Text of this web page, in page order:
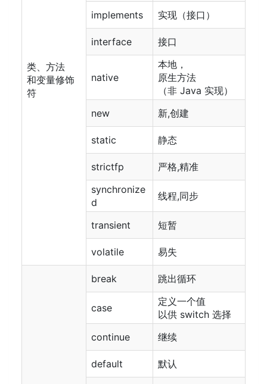
类、方法
和变量修饰
符
implements 实现（接口）
interface 接口
native
本地，
原生方法
（非 Java 实现）
new
新,创建
static 静态
strictfp
严格,精准
synchronize
d
线程,同步
transient 短暂
volatile 易失
break 跳出循环
case
定义一个值
以供 switch 选择
continue
继续
default 默认